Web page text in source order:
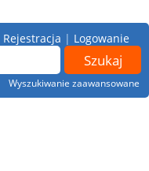
Wyszukiwanie zaawansowane
Rejestracja | Logowanie